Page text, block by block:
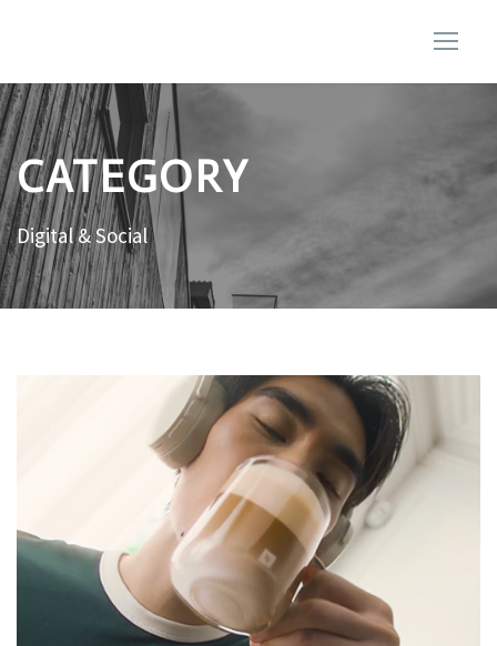
CATEGORY
Digital & Social